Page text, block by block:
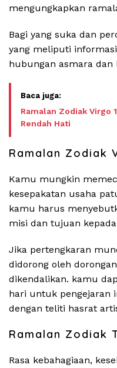
mengungkapkan
Bagi yang suka dan
yang meliputi
hubungan asmara dan
Ramalan Zodiak Virgo
Rendah Hati
Ramalan Zodiak
Kamu mungkin
kesepakatan usaha
kamu harus
misi dan tujuan
Jika pertengkaran
didorong oleh
dikendalikan. kamu
hari untuk pengejaran
dengan teliti hasrat
Ramalan Zodiak
Rasa kebahagiaan,